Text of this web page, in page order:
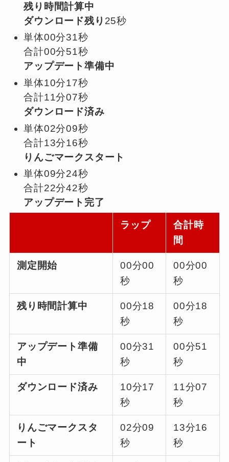
残り時間計算中
ダウンロード残り 25秒
単体00分31秒
合計00分51秒
アップデート準備中
単体10分17秒
合計11分07秒
ダウンロード済み
単体02分09秒
合計13分16秒
りんごマークスタート
単体09分24秒
合計22分42秒
アップデート完了
ラップ
合計時
間
測定開始
00分00
秒
00分00
秒
残り時間計算中
00分18
秒
00分18
秒
アップデート準備
中
00分31
秒
00分51
秒
ダウンロード済み
10分17
秒
11分07
秒
りんごマークスタ
ート
02分09
秒
13分16
秒